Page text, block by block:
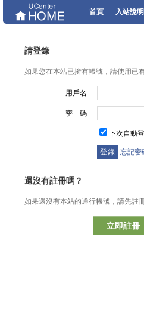
首頁 入站說明
請登錄
如果您在本站已擁有帳號，請使用已
用戶名
密 碼
下次自動
忘記密
還沒有註冊嗎？
如果還沒有本站的通行帳號，請先註
立即註冊